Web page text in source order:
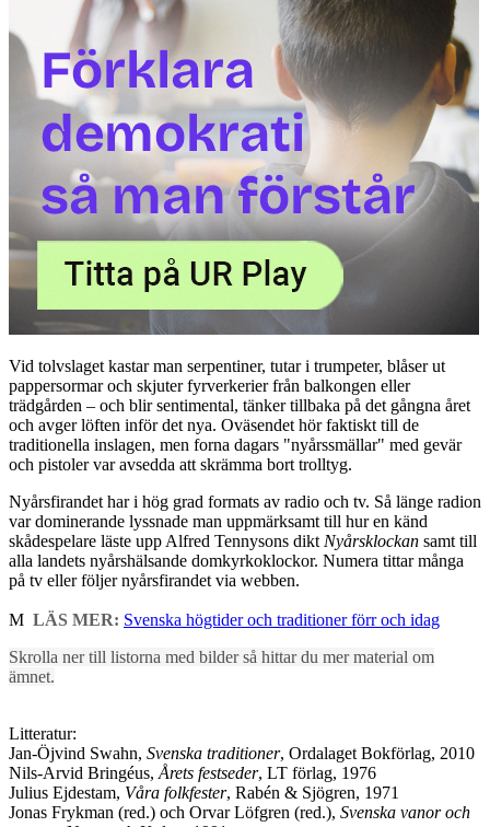
Vid tolvslaget kastar man serpentiner, tutar i trumpeter, blåser ut
pappersormar och skjuter fyrverkerier från balkongen eller
trädgården – och blir sentimental, tänker tillbaka på det gångna året
och avger löften inför det nya. Oväsendet hör faktiskt till de
traditionella inslagen, men forna dagars "nyårssmällar" med gevär
och pistoler var avsedda att skrämma bort trolltyg.
Nyårsfirandet har i hög grad formats av radio och tv. Så länge radion
var dominerande lyssnade man uppmärksamt till hur en känd
skådespelare läste upp Alfred Tennysons dikt Nyårsklockan samt till
alla landets nyårshälsande domkyrkoklockor. Numera tittar många
på tv eller följer nyårsfirandet via webben.
M LÄS MER: Svenska högtider och traditioner förr och idag
Skrolla ner till listorna med bilder så hittar du mer material om
ämnet.
Litteratur:
Jan-Öjvind Swahn, Svenska traditioner, Ordalaget Bokförlag, 2010
Nils-Arvid Bringéus, Årets festseder, LT förlag, 1976
Julius Ejdestam, Våra folkfester, Rabén & Sjögren, 1971
Jonas Frykman (red.) och Orvar Löfgren (red.), Svenska vanor och